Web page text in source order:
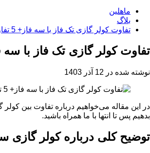
ماهلین
بلاگ
تفاوت کولر گازی تک فاز با سه فاز+ 5 تفاوت مهم
تفاوت کولر گازی تک فاز با سه
نوشته شده در 12 آذر 1403
در این مقاله می‌خواهیم درباره تفاوت بین
بدهیم پس تا انتها با ما همراه باشید.
توضیح کلی درباره کولر گازی